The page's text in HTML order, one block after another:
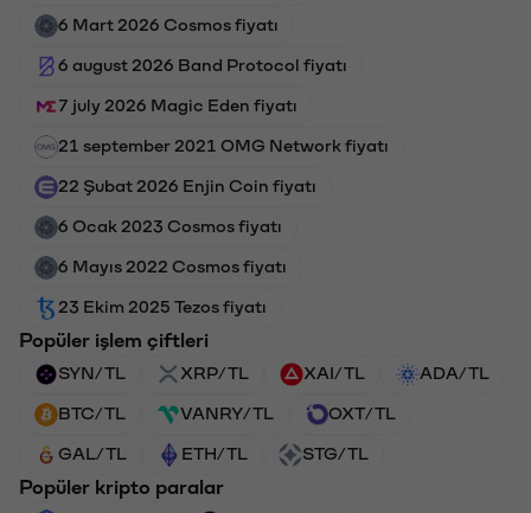
6 Mart 2026 Cosmos fiyatı
6 august 2026 Band Protocol fiyatı
7 july 2026 Magic Eden fiyatı
21 september 2021 OMG Network fiyatı
22 Şubat 2026 Enjin Coin fiyatı
6 Ocak 2023 Cosmos fiyatı
6 Mayıs 2022 Cosmos fiyatı
23 Ekim 2025 Tezos fiyatı
Popüler işlem çiftleri
SYN/TL XRP/TL XAI/TL ADA/TL
BTC/TL VANRY/TL OXT/TL
GAL/TL ETH/TL STG/TL
Popüler kripto paralar